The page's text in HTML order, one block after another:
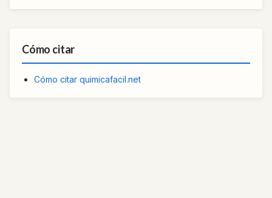
Cómo citar
Cómo citar quimicafacil.net